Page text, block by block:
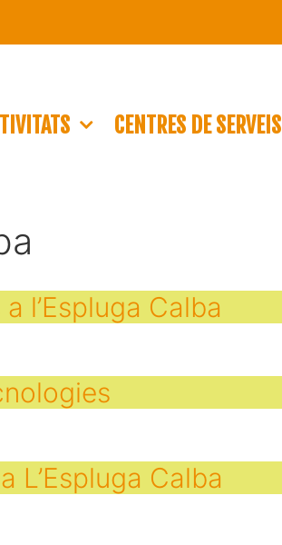
CENTRES DE SERVEIS
l’Espluga Calba
L’Espluga Calba